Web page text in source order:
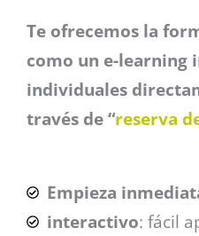
Te ofrecemos la
como un e-learning
individuales
través de “reserva
Empieza
interactivo: fácil